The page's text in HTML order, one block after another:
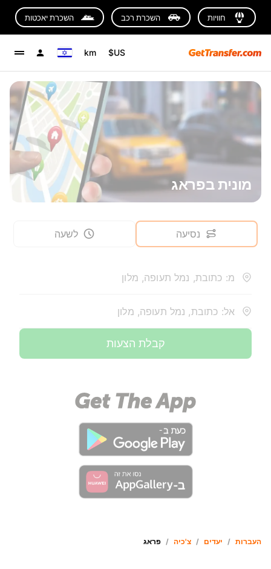
חוויות השכרת רכב השכרת יאכטות
US$
km
מונית בפראג
נסיעה לשעה
מ: כתובת, נמל תעופה, מלון
אל: כתובת, נמל תעופה, מלון
קבלת הצעות
העברות / יעדים / צ'כיה / פראג